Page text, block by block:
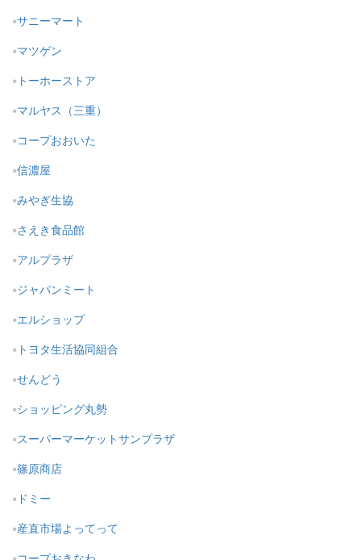
サニーマート
マツゲン
トーホーストア
マルヤス（三重）
コープおおいた
信濃屋
みやぎ生協
さえき食品館
アルプラザ
ジャパンミート
エルショップ
トヨタ生活協同組合
せんどう
ショッピング丸勢
スーパーマーケットサンプラザ
篠原商店
ドミー
産直市場よってって